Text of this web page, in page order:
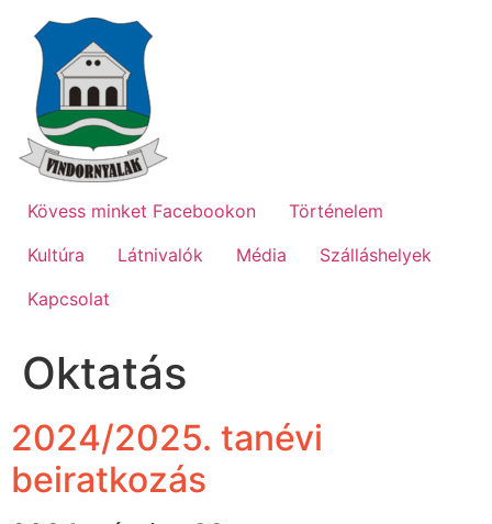
tartalomhoz
Kövess minket Facebookon
Történelem
Kultúra
Látnivalók Média
Szálláshelyek
Kapcsolat
Oktatás
2024/2025. tanévi
beiratkozás